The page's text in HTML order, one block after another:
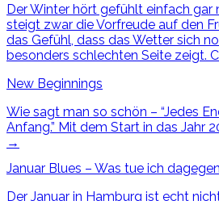
Der Winter hört gefühlt einfach gar
steigt zwar die Vorfreude auf den
das Gefühl, dass das Wetter sich
besonders schlechten Seite zeigt.
New Beginnings
Wie sagt man so schön – “Jedes
Anfang.” Mit dem Start in das Jahr
→
Januar Blues – Was tue ich dagegen
Der Januar in Hamburg ist echt